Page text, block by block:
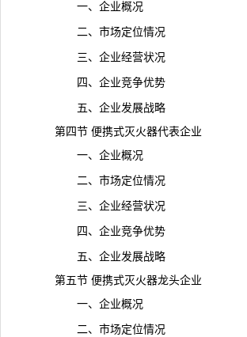
一、企业概况
二、市场定位情况
三、企业经营状况
四、企业竞争优势
五、企业发展战略
第四节 便携式灭火器代表企业
一、企业概况
二、市场定位情况
三、企业经营状况
四、企业竞争优势
五、企业发展战略
第五节 便携式灭火器龙头企业
一、企业概况
二、市场定位情况